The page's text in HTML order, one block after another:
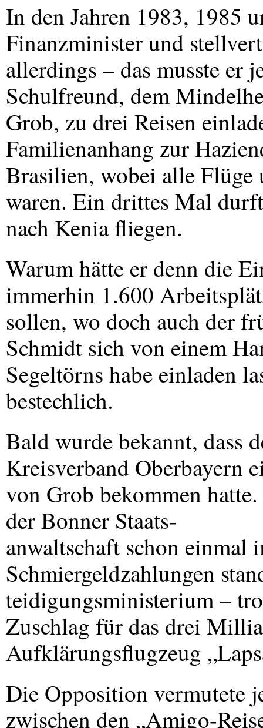
In den Jahren 1983, 1985
Finanzminister und
allerdings – das musste er
Schulfreund, dem
Grob, zu drei Reisen
Familienanhang zur
Brasilien, wobei alle
waren. Ein drittes Mal
nach Kenia fliegen.
Warum hätte er denn die
immerhin 1.600
sollen, wo doch auch der
Schmidt sich von einem
Segeltörns habe einladen
bestechlich.
Bald wurde bekannt, dass
Kreisverband Oberbayern
von Grob bekommen
der Bonner Staats-
anwaltschaft schon einmal
Schmiergeldzahlungen
teidigungsministerium –
Zuschlag für das drei
Aufklärungsflugzeug
Die Opposition vermutete
zwischen den „Amigo-